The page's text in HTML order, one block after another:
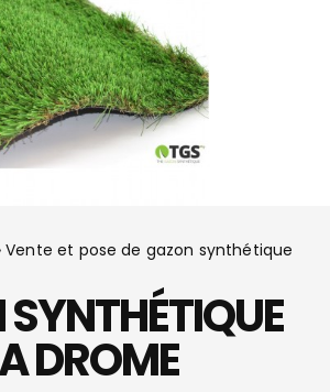
Vente et pose de gazon synthétique
DROME